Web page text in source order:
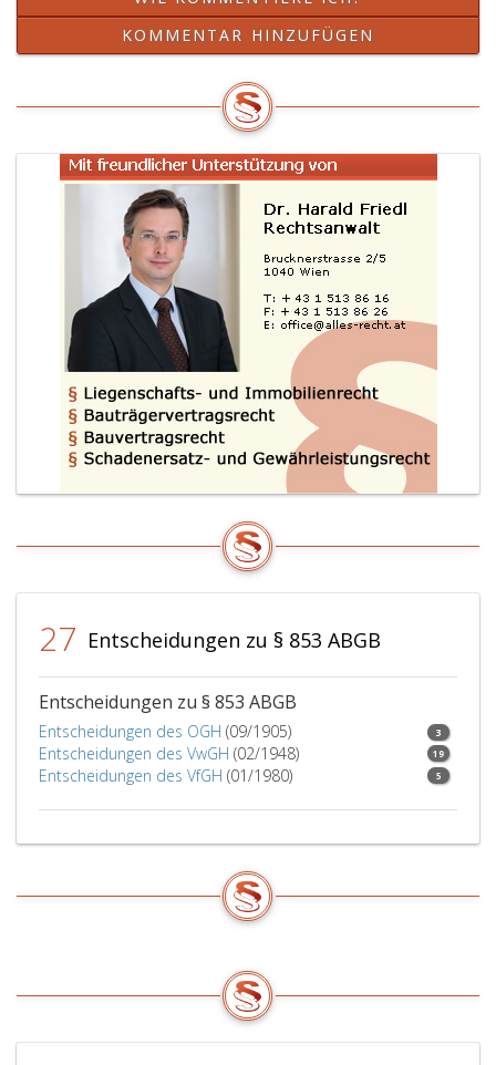
KOMMENTAR HINZUFÜGEN
27 Entscheidungen zu § 853 ABGB
Entscheidungen zu § 853 ABGB
Entscheidungen des OGH (09/1905) 3
Entscheidungen des VwGH (02/1948) 19
Entscheidungen des VfGH (01/1980) 5